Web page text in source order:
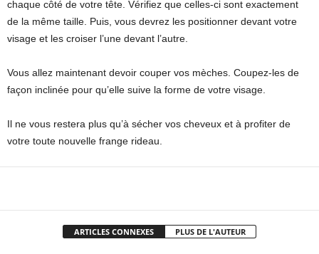
chaque côté de votre tête. Vérifiez que celles-ci sont exactement
de la même taille. Puis, vous devrez les positionner devant votre
visage et les croiser l’une devant l’autre.
Vous allez maintenant devoir couper vos mèches. Coupez-les de
façon inclinée pour qu’elle suive la forme de votre visage.
Il ne vous restera plus qu’à sécher vos cheveux et à profiter de
votre toute nouvelle frange rideau.
ARTICLES CONNEXES PLUS DE L'AUTEUR